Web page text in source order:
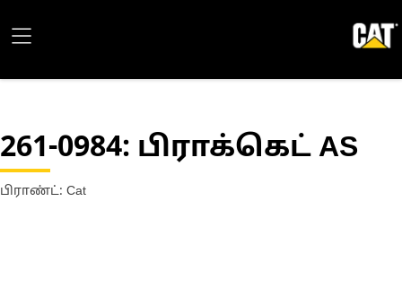
261-0984: பிராக்கெட் AS
பிராண்ட்: Cat